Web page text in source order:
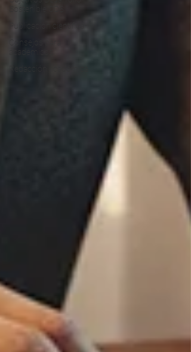
Consejos para
académicos